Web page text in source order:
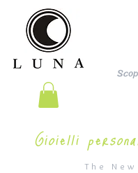
The New
Gioielli